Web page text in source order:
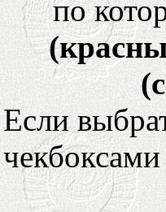
по
Если